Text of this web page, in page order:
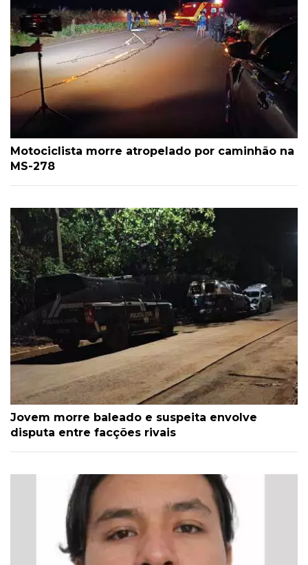
Motociclista morre atropelado por caminhão na
MS-278
Jovem morre baleado e suspeita envolve
disputa entre facções rivais